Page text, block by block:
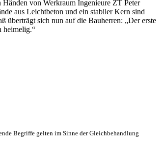
von Werkraum Ingenieure ZT Peter
aus Leichtbeton und ein stabiler Kern sind
überträgt sich nun auf die Bauherren: „Der erste
heimelig.“
Begriffe gelten im Sinne der Gleichbehandlung